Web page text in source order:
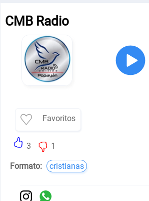
CMB Radio
Favoritos
3 1
Formato: cristianas